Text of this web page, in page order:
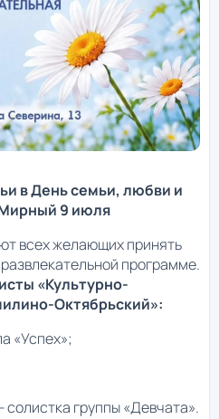
в День семьи, любви и
9 июля
всех желающих принять
программе.
«Культурно-
Октябрьский»:
«Успех»;
группы «Девчата».